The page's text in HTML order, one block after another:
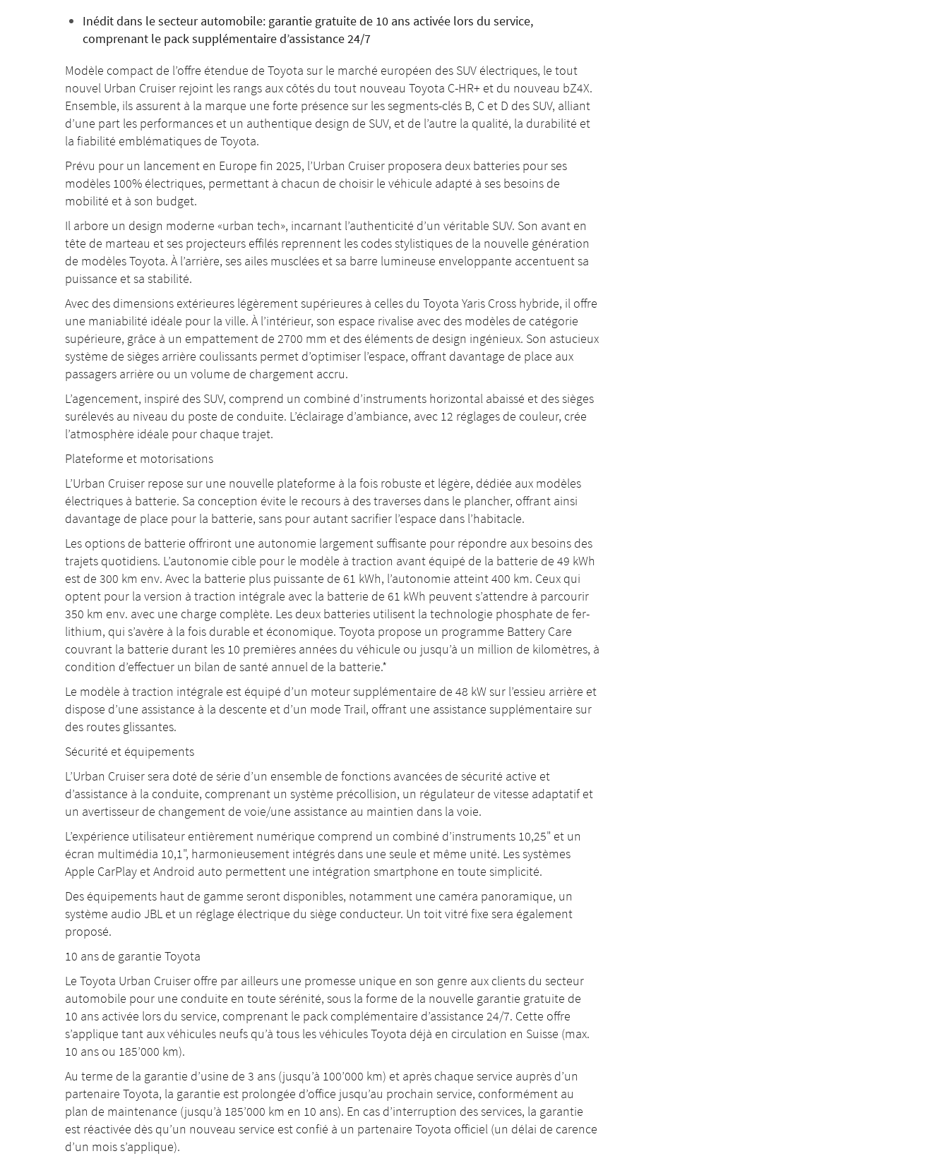
Inédit dans le secteur automobile: garantie gratuite de 10 ans activée lors du service,
comprenant le pack supplémentaire d’assistance 24/7
Modèle compact de l’offre étendue de Toyota sur le marché européen des SUV électriques, le tout
nouvel Urban Cruiser rejoint les rangs aux côtés du tout nouveau Toyota C-HR+ et du nouveau bZ4X.
Ensemble, ils assurent à la marque une forte présence sur les segments-clés B, C et D des SUV, alliant
d’une part les performances et un authentique design de SUV, et de l’autre la qualité, la durabilité et
la fiabilité emblématiques de Toyota.
Prévu pour un lancement en Europe fin 2025, l’Urban Cruiser proposera deux batteries pour ses
modèles 100% électriques, permettant à chacun de choisir le véhicule adapté à ses besoins de
mobilité et à son budget.
Il arbore un design moderne «urban tech», incarnant l’authenticité d’un véritable SUV. Son avant en
tête de marteau et ses projecteurs effilés reprennent les codes stylistiques de la nouvelle génération
de modèles Toyota. À l’arrière, ses ailes musclées et sa barre lumineuse enveloppante accentuent sa
puissance et sa stabilité.
Avec des dimensions extérieures légèrement supérieures à celles du Toyota Yaris Cross hybride, il offre
une maniabilité idéale pour la ville. À l’intérieur, son espace rivalise avec des modèles de catégorie
supérieure, grâce à un empattement de 2700 mm et des éléments de design ingénieux. Son astucieux
système de sièges arrière coulissants permet d’optimiser l’espace, offrant davantage de place aux
passagers arrière ou un volume de chargement accru.
L’agencement, inspiré des SUV, comprend un combiné d’instruments horizontal abaissé et des sièges
surélevés au niveau du poste de conduite. L’éclairage d’ambiance, avec 12 réglages de couleur, crée
l’atmosphère idéale pour chaque trajet.
Plateforme et motorisations
L’Urban Cruiser repose sur une nouvelle plateforme à la fois robuste et légère, dédiée aux modèles
électriques à batterie. Sa conception évite le recours à des traverses dans le plancher, offrant ainsi
davantage de place pour la batterie, sans pour autant sacrifier l’espace dans l’habitacle.
Les options de batterie offriront une autonomie largement suffisante pour répondre aux besoins des
trajets quotidiens. L’autonomie cible pour le modèle à traction avant équipé de la batterie de 49 kWh
est de 300 km env. Avec la batterie plus puissante de 61 kWh, l’autonomie atteint 400 km. Ceux qui
optent pour la version à traction intégrale avec la batterie de 61 kWh peuvent s’attendre à parcourir
350 km env. avec une charge complète. Les deux batteries utilisent la technologie phosphate de fer-
lithium, qui s’avère à la fois durable et économique. Toyota propose un programme Battery Care
couvrant la batterie durant les 10 premières années du véhicule ou jusqu’à un million de kilomètres, à
condition d’effectuer un bilan de santé annuel de la batterie.*
Le modèle à traction intégrale est équipé d’un moteur supplémentaire de 48 kW sur l’essieu arrière et
dispose d’une assistance à la descente et d’un mode Trail, offrant une assistance supplémentaire sur
des routes glissantes.
Sécurité et équipements
L’Urban Cruiser sera doté de série d’un ensemble de fonctions avancées de sécurité active et
d’assistance à la conduite, comprenant un système précollision, un régulateur de vitesse adaptatif et
un avertisseur de changement de voie/une assistance au maintien dans la voie.
L’expérience utilisateur entièrement numérique comprend un combiné d’instruments 10,25" et un
écran multimédia 10,1", harmonieusement intégrés dans une seule et même unité. Les systèmes
Apple CarPlay et Android auto permettent une intégration smartphone en toute simplicité.
Des équipements haut de gamme seront disponibles, notamment une caméra panoramique, un
système audio JBL et un réglage électrique du siège conducteur. Un toit vitré fixe sera également
proposé.
10 ans de garantie Toyota
Le Toyota Urban Cruiser offre par ailleurs une promesse unique en son genre aux clients du secteur
automobile pour une conduite en toute sérénité, sous la forme de la nouvelle garantie gratuite de
10 ans activée lors du service, comprenant le pack complémentaire d’assistance 24/7. Cette offre
s’applique tant aux véhicules neufs qu’à tous les véhicules Toyota déjà en circulation en Suisse (max.
10 ans ou 185’000 km).
Au terme de la garantie d’usine de 3 ans (jusqu’à 100’000 km) et après chaque service auprès d’un
partenaire Toyota, la garantie est prolongée d’office jusqu’au prochain service, conformément au
plan de maintenance (jusqu’à 185’000 km en 10 ans). En cas d’interruption des services, la garantie
est réactivée dès qu’un nouveau service est confié à un partenaire Toyota officiel (un délai de carence
d’un mois s’applique).